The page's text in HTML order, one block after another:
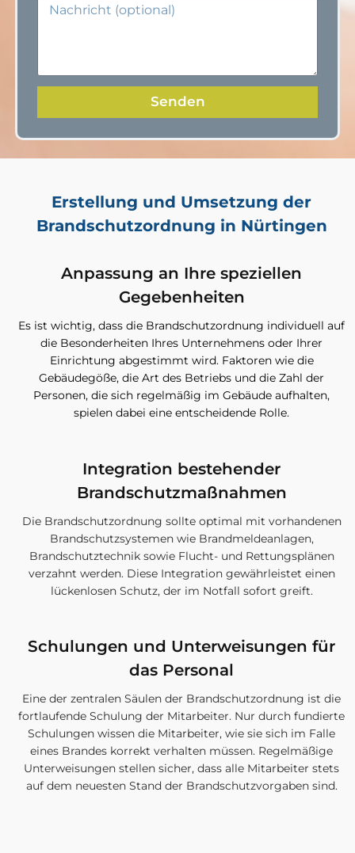
Senden
Erstellung und Umsetzung der
Brandschutzordnung in Nürtingen
Anpassung an Ihre speziellen
Gegebenheiten
Es ist wichtig, dass die Brandschutzordnung individuell auf
die Besonderheiten Ihres Unternehmens oder Ihrer
Einrichtung abgestimmt wird. Faktoren wie die
Gebäudegöße, die Art des Betriebs und die Zahl der
Personen, die sich regelmäßig im Gebäude aufhalten,
spielen dabei eine entscheidende Rolle.
Integration bestehender
Brandschutzmaßnahmen
Die Brandschutzordnung sollte optimal mit vorhandenen
Brandschutzsystemen wie Brandmeldeanlagen,
Brandschutztechnik sowie Flucht- und Rettungsplänen
verzahnt werden. Diese Integration gewährleistet einen
lückenlosen Schutz, der im Notfall sofort greift.
Schulungen und Unterweisungen für
das Personal
Eine der zentralen Säulen der Brandschutzordnung ist die
fortlaufende Schulung der Mitarbeiter. Nur durch fundierte
Schulungen wissen die Mitarbeiter, wie sie sich im Falle
eines Brandes korrekt verhalten müssen. Regelmäßige
Unterweisungen stellen sicher, dass alle Mitarbeiter stets
auf dem neuesten Stand der Brandschutzvorgaben sind.